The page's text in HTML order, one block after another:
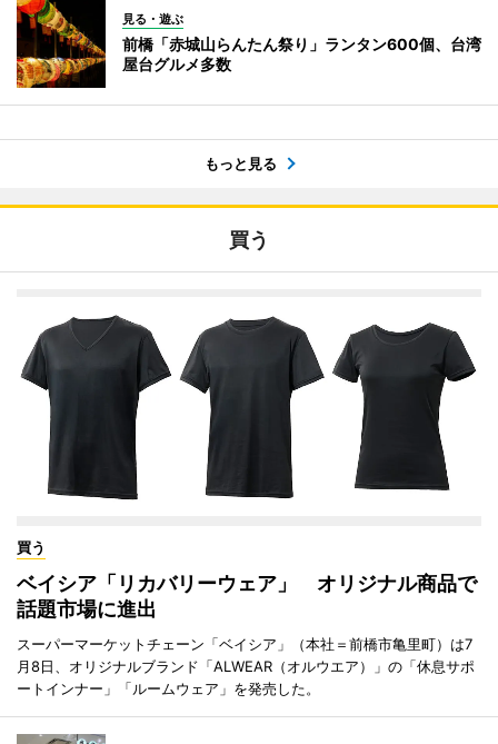
見る・遊ぶ
前橋「赤城山らんたん祭り」ランタン600個、台湾
屋台グルメ多数
もっと見る
買う
買う
ベイシア「リカバリーウェア」 オリジナル商品で
話題市場に進出
スーパーマーケットチェーン「ベイシア」（本社＝前橋市亀里町）は7
月8日、オリジナルブランド「ALWEAR（オルウエア）」の「休息サポ
ートインナー」「ルームウェア」を発売した。